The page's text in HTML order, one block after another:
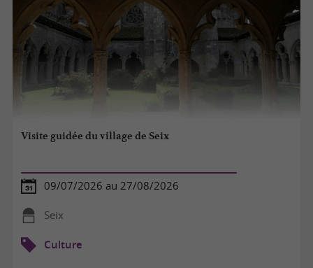
Visite guidée du village de Seix
09/07/2026 au 27/08/2026
Seix
Culture